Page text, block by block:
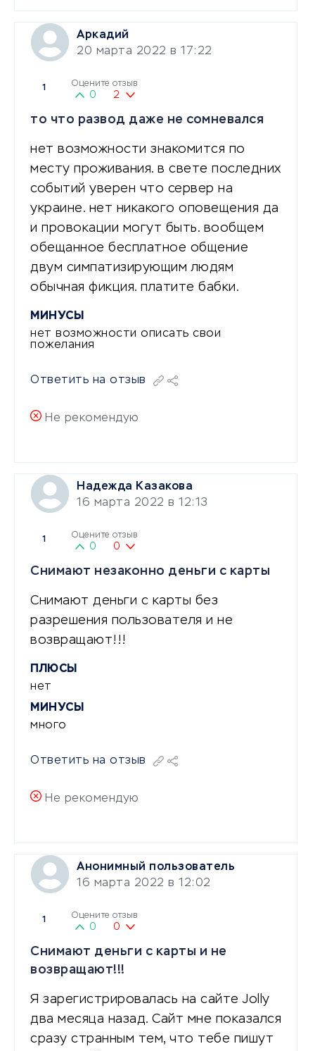
Аркадий
20 марта 2022 в 17:22
1 Оцените отзыв
0 2
то что развод даже не сомневался
нет возможности знакомится по
месту проживания. в свете последних
событий уверен что сервер на
украине. нет никакого оповещения да
и провокации могут быть. вообщем
обещанное бесплатное общение
двум симпатизирующим людям
обычная фикция. платите бабки.
МИНУСЫ
нет возможности описать свои
пожелания
Ответить на отзыв
Не рекомендую
Надежда Казакова
16 марта 2022 в 12:13
1 Оцените отзыв
0 0
Снимают незаконно деньги с карты
Снимают деньги с карты без
разрешения пользователя и не
возвращают!!!
ПЛЮСЫ
нет
МИНУСЫ
много
Ответить на отзыв
Не рекомендую
Анонимный пользователь
16 марта 2022 в 12:02
1 Оцените отзыв
0 0
Снимают деньги с карты и не
возвращают!!!
Я зарегистрировалась на сайте Jolly
два месяца назад. Сайт мне показался
сразу странным тем, что тебе пишут